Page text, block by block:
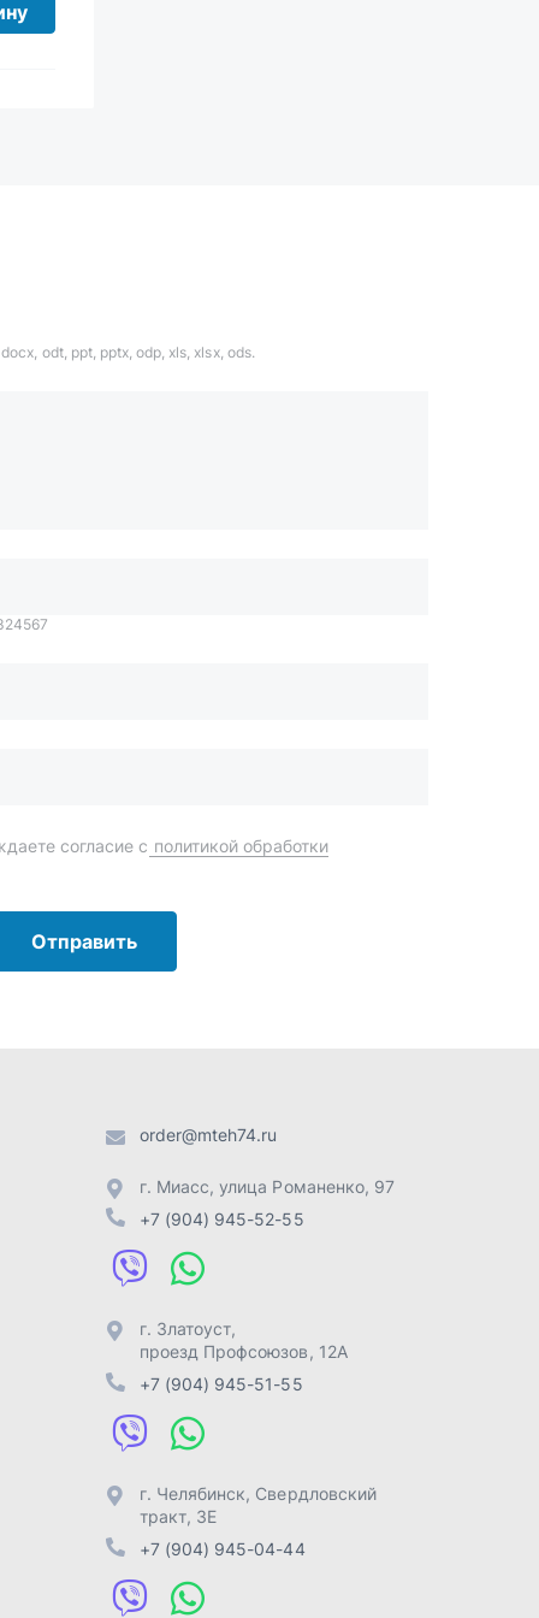
odt, ppt, pptx, odp, xls, xlsx, ods.
Отправить
+7 (904) 945-52-55
г. Челябинск,Свердловский
тракт, 3Е
Отправить заявку
Разработка -